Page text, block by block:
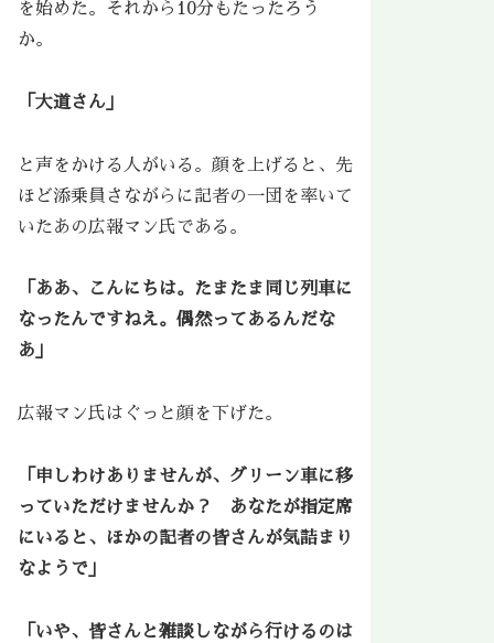
を始めた。それから10分もたったろう
か。
「大道さん」
と声をかける人がいる。顔を上げると、先
ほど添乗員さながらに記者の一団を率いて
いたあの広報マン氏である。
「ああ、こんにちは。たまたま同じ列車に
なったんですねえ。偶然ってあるんだな
あ」
広報マン氏はぐっと顔を下げた。
「申しわけありませんが、グリーン車に移
っていただけませんか？ あなたが指定席
にいると、ほかの記者の皆さんが気詰まり
なようで」
「いや、皆さんと雑談しながら行けるのは